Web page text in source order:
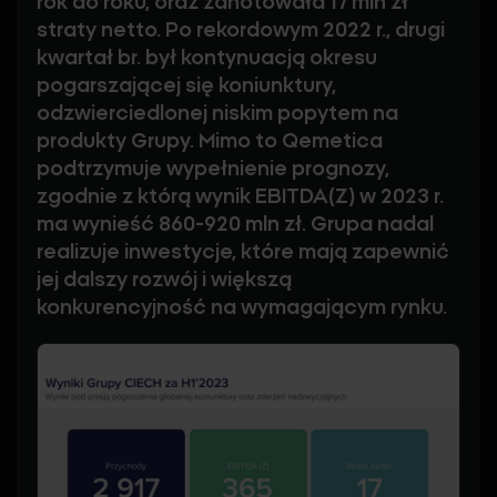
straty netto. Po rekordowym 2022 r., drugi
kwartał br. był kontynuacją okresu
pogarszającej się koniunktury,
odzwierciedlonej niskim popytem na
produkty Grupy. Mimo to Qemetica
podtrzymuje wypełnienie prognozy,
zgodnie z którą wynik EBITDA(Z) w 2023 r.
ma wynieść 860-920 mln zł. Grupa nadal
realizuje inwestycje, które mają zapewnić
jej dalszy rozwój i większą
konkurencyjność na wymagającym rynku.